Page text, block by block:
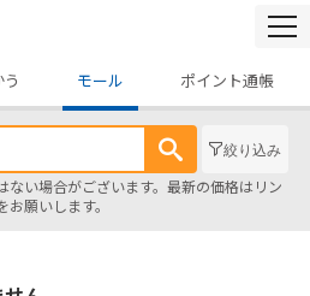
モール ポイント通帳
絞り込み
い場合がございます。最新の価格はリン
願いします。